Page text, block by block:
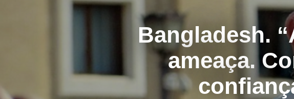
Bangladesh.
ameaça.